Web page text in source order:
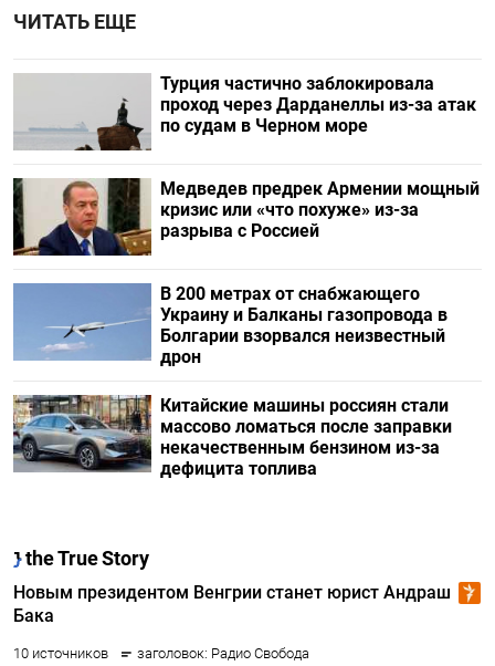
ЧИТАТЬ ЕЩЕ
Турция частично заблокировала
проход через Дарданеллы из-за атак
по судам в Черном море
Медведев предрек Армении мощный
кризис или «что похуже» из-за
разрыва с Россией
В 200 метрах от снабжающего
Украину и Балканы газопровода в
Болгарии взорвался неизвестный
дрон
Китайские машины россиян стали
массово ломаться после заправки
некачественным бензином из-за
дефицита топлива